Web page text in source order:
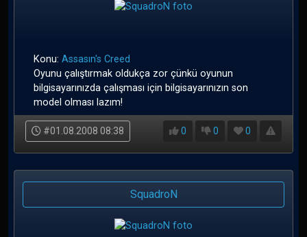
Konu: Assasın's Creed
Oyunu çalıştırmak oldukça zor çünkü oyunun
bilgisayarınızda çalışması için bilgisayarınızın son
model olması lazım!
#01.08.2008 08:38 0 0 0
SquadroN